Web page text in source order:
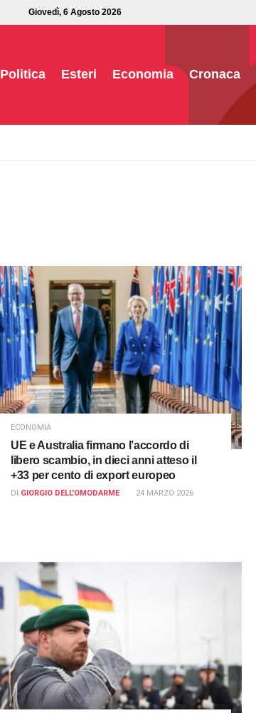
Giovedì, 6 Agosto 2026
Politica Esteri Economia Cronaca
ECONOMIA
UE e Australia firmano l’accordo di
libero scambio, in dieci anni atteso il
+33 per cento di export europeo
DI GIORGIO DELL'OMODARME 24 MARZO 2026